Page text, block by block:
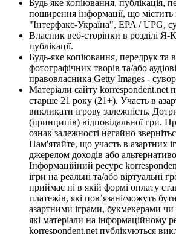
Будь яке копіювання, публікація,
поширення інформації, що
"Інтерфакс-Україна", EPA / UPG,
Власник веб-сторінки в розділі Я-
публікації.
Будь-яке копіювання, передрук та
фотографічних творів та/або
правовласника Getty Images -
Матеріали сайту korrespondent.net
старше 21 року (21+). Участь в
викликати ігрову залежність.
(принципів) відповідальної гри.
ознак залежності негайно
Пам'ятайте, що участь в азартних
джерелом доходів або
Інформаційний ресурс
ігри на реальні та/або віртуальні
приймає ні в якій формі оплату
платежів, які пов’язані/можуть
азартними іграми, букмекерами чи
які матеріали на інформаційному
korrespondent.net публікуються